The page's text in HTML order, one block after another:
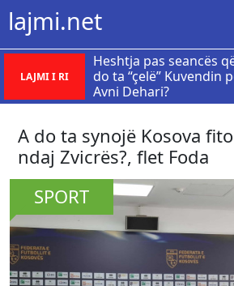
lajmi.net
LAJMI I RI
Heshtja pas seancës
do ta “çelë” Kuvendin
Avni Dehari?
​A do ta synojë Kosova
ndaj Zvicrës?, flet Foda
SPORT